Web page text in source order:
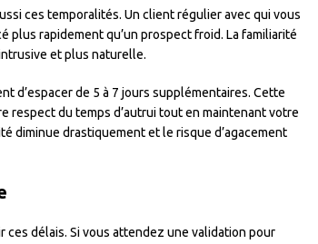
ces temporalités. Un client régulier avec qui vous
rapidement qu’un prospect froid. La familiarité
et plus naturelle.
d’espacer de 5 à 7 jours supplémentaires. Cette
respect du temps d’autrui tout en maintenant votre
diminue drastiquement et le risque d’agacement
délais. Si vous attendez une validation pour